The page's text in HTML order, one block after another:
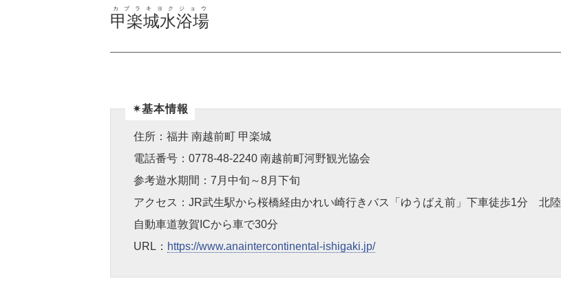
甲楽城水浴場
カブラキヨクジョウ
✴︎基本情報
住所：福井 南越前町 甲楽城
電話番号：0778-48-2240 南越前町河野観光協会
参考遊水期間：7月中旬～8月下旬
アクセス：JR武生駅から桜橋経由かれい崎行きバス「ゆうばえ前」下車徒歩1分 北陸
自動車道敦賀ICから車で30分
URL： https://www.anaintercontinental-ishigaki.jp/